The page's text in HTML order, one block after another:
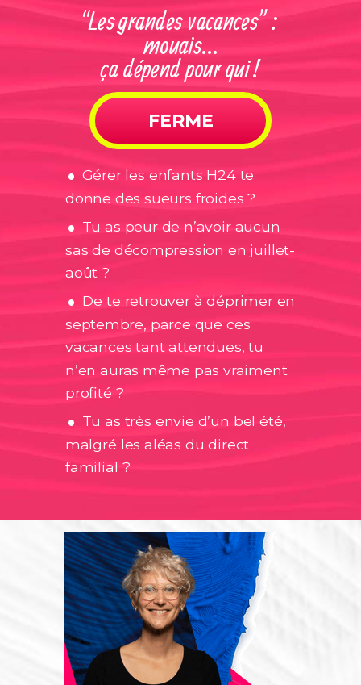
. Gérer les enfants H24 te
donne des sueurs froides ?
. Tu as peur de n’avoir aucun
sas de décompression en juillet-
août ?
. De te retrouver à déprimer en
septembre, parce que ces
vacances tant attendues, tu
n’en auras même pas vraiment
profité ?
. Tu as très envie d’un bel été,
malgré les aléas du direct
familial ?
“Les grandesvacances”:
mouais…
ça dépend pour qui !
FERME